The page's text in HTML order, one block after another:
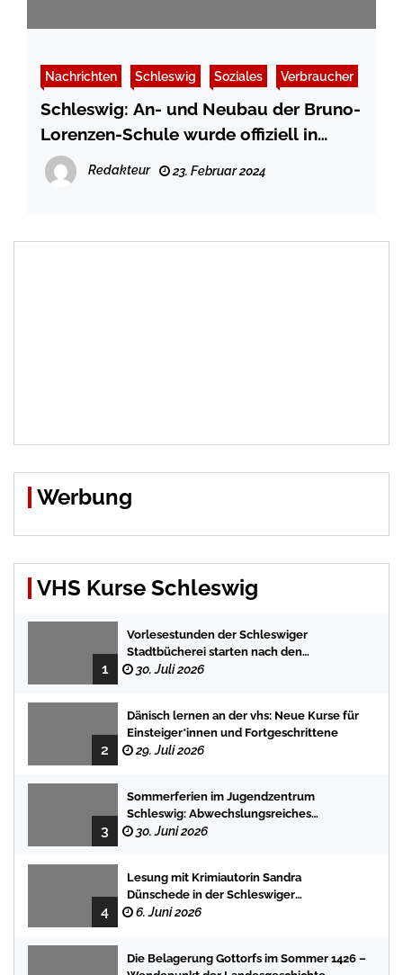
Nachrichten Schleswig Soziales Verbraucher
Schleswig: An- und Neubau der Bruno-
Lorenzen-Schule wurde offiziell in
Betrieb genommen
Redakteur 23. Februar 2024
Werbung
VHS Kurse Schleswig
1
Vorlesestunden der Schleswiger
Stadtbücherei starten nach den
Sommerferien mit spannenden
30. Juli 2026
2
Dänisch lernen an der vhs: Neue Kurse für
Einsteiger*innen und Fortgeschrittene
29. Juli 2026
3
Sommerferien im Jugendzentrum
Schleswig: Abwechslungsreiches
Programm für Kinder und Jugendliche
30. Juni 2026
4
Lesung mit Krimiautorin Sandra
Dünschede in der Schleswiger
Stadtbücherei
6. Juni 2026
Die Belagerung Gottorfs im Sommer 1426 –